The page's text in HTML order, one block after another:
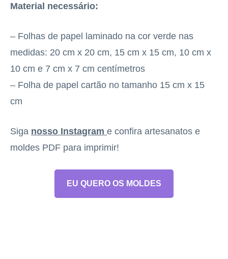
Material necessário:
– Folhas de papel laminado na cor verde nas
medidas: 20 cm x 20 cm, 15 cm x 15 cm, 10 cm x
10 cm e 7 cm x 7 cm centímetros
– Folha de papel cartão no tamanho 15 cm x 15
cm
Siga nosso Instagram e confira artesanatos e
moldes PDF para imprimir!
EU QUERO OS MOLDES